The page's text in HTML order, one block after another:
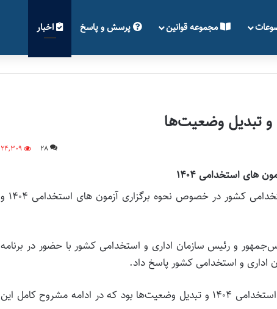
مجموعه قوانین پرسش و پاسخ اخبار
28
24,309
های استخدامی ۱۴۰۴
جزئیات نظرات رییس سازمان اداری و استخدامی کشور در خصوص نحوه برگزاری آزمون های استخدامی ۱۴۰۴ و
و رئیس سازمان اداری و استخدامی کشور با حضور در برنامه
اداری و استخدامی کشور پاسخ داد.
بخشی از این گفتگو بحث راجع به نحوه برگزاری آزمون های استخدامی ۱۴۰۴ و تبدیل وضعیت‌ها بود که در ادامه مشروح کامل این